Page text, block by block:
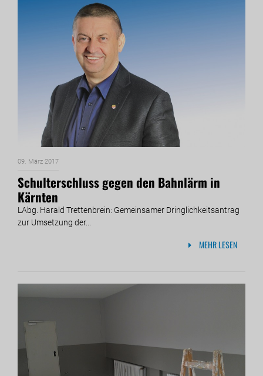
09. März 2017
Schulterschluss gegen den Bahnlärm in
Kärnten
LAbg. Harald Trettenbrein: Gemeinsamer Dringlichkeitsantrag
zur Umsetzung der...
MEHR LESEN